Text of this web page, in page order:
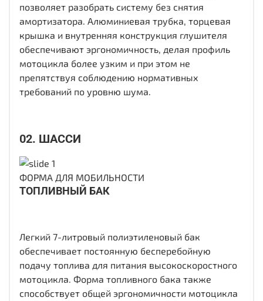
позволяет разобрать систему без снятия
амортизатора. Алюминиевая трубка, торцевая
крышка и внутренняя конструкция глушителя
обеспечивают эргономичность, делая профиль
мотоцикла более узким и при этом не
препятствуя соблюдению нормативных
требований по уровню шума.
02. ШАССИ
ФОРМА ДЛЯ МОБИЛЬНОСТИ
ТОПЛИВНЫЙ БАК
Легкий 7-литровый полиэтиленовый бак
обеспечивает постоянную бесперебойную
подачу топлива для питания высокоскоростного
мотоцикла. Форма топливного бака также
способствует общей эргономичности мотоцикла